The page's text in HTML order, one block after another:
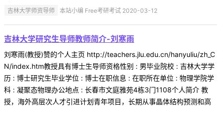
吉林大学师资导师 本站小编 Free考研考试 2020-03-12
吉林大学研究生导师教师简介-刘寒雨
刘寒雨(教授)赞的个人主页 http://teachers.jlu.edu.cn/hanyuliu/zh_C
N/index.htm教授具有博士生导师资格性别 : 男毕业院校 : 吉林大学学
历 : 博士研究生毕业学位 : 博士在职信息 : 在职所在单位 : 物理学院学
科 : 凝聚态物理办公地点 : 长春市文庭雅苑4栋3门1108个人简介 教
授，海外高层次人才引进计划青年项目，长期从事晶体结构预测和高